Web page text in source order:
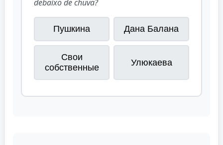
debaixo de chuva?
Пушкина Дана Балана
Свои
собственные
Улюкаева